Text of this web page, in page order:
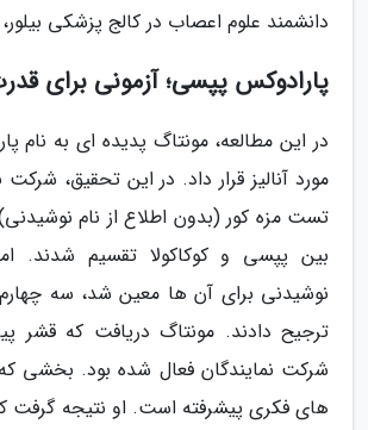
دانشمند علوم اعصاب در کالج پزشکی
پارادوکس پپسی؛ آزمونی برای
در این مطالعه، مونتاگ پدیده ای به نام
مورد آنالیز قرار داد. در این تحقیق،
تست مزه کور (بدون اطلاع از نام
بین پپسی و کوکاکولا تقسیم شدند.
نوشیدنی برای آن ها معین شد، سه چهارم
ترجیح دادند. مونتاگ دریافت که قشر
شرکت نمایندگان فعال شده بود. بخشی
های فکری پیشرفته است. او نتیجه گرفت